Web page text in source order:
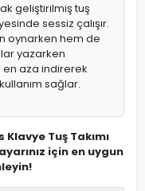
geliştirilmiş tuş
sessiz çalışır.
oynarken hem de
yazarken
en aza indirerek
sağlar.
Tuş Takımı
için en uygun